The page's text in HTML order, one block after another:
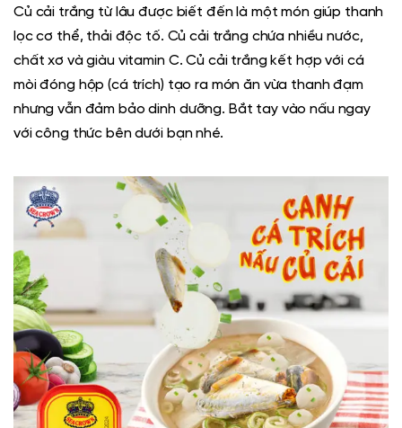
Củ cải trắng từ lâu được biết đến là một món giúp thanh
lọc cơ thể, thải độc tố. Củ cải trắng chứa nhiều nước,
chất xơ và giàu vitamin C. Củ cải trắng kết hợp với cá
mòi đóng hộp (cá trích) tạo ra món ăn vừa thanh đạm
nhưng vẫn đảm bảo dinh dưỡng. Bắt tay vào nấu ngay
với công thức bên dưới bạn nhé.